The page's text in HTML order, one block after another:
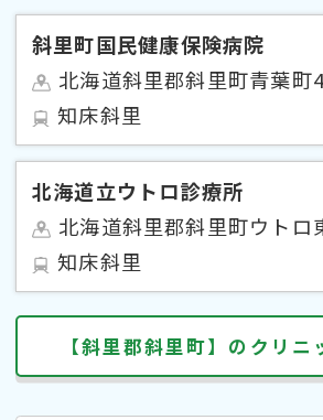
斜里町国民健康保険病院
北海道斜里郡斜里町青葉町
知床斜里
北海道立ウトロ診療所
北海道斜里郡斜里町ウトロ
知床斜里
【斜里郡斜里町】のクリニ